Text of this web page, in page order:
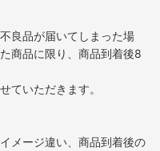
良品が届いてしまった場
商品に限り、商品到着後8
ていただきます。
メージ違い、商品到着後の